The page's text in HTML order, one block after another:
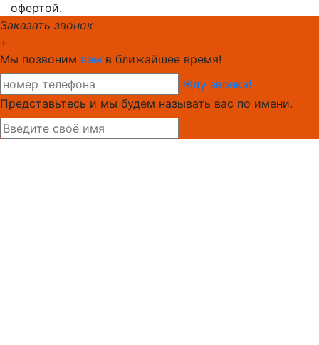
офертой.
Заказать звонок
+
Мы позвоним вам в ближайшее время!
Жду звонка!
Представьтесь и мы будем называть вас по имени.